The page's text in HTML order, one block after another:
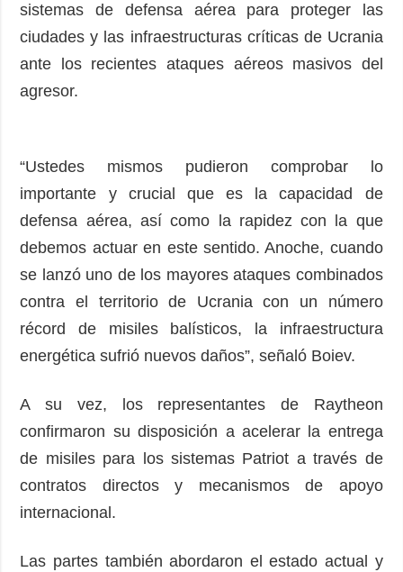
sistemas de defensa aérea para proteger las
ciudades y las infraestructuras críticas de Ucrania
ante los recientes ataques aéreos masivos del
agresor.
“Ustedes mismos pudieron comprobar lo
importante y crucial que es la capacidad de
defensa aérea, así como la rapidez con la que
debemos actuar en este sentido. Anoche, cuando
se lanzó uno de los mayores ataques combinados
contra el territorio de Ucrania con un número
récord de misiles balísticos, la infraestructura
energética sufrió nuevos daños”, señaló Boiev.
A su vez, los representantes de Raytheon
confirmaron su disposición a acelerar la entrega
de misiles para los sistemas Patriot a través de
contratos directos y mecanismos de apoyo
internacional.
Las partes también abordaron el estado actual y